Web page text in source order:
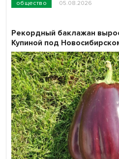
общество 05.08.2026
Рекордный баклажан
Купиной под